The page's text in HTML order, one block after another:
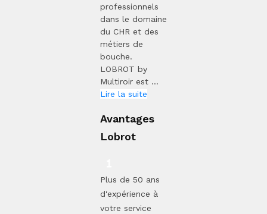
professionnels
dans le domaine
du CHR et des
métiers de
bouche.
LOBROT by
Multiroir est ...
Lire la suite
Avantages
Lobrot
Plus de 50 ans
d'expérience à
votre service